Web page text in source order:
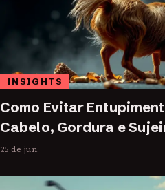
INSIGHTS
Como Evitar
Cabelo, Gordura e
25 de jun.